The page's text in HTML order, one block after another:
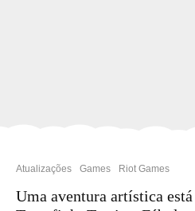
Atualizações Games Riot Games
Uma aventura artística está